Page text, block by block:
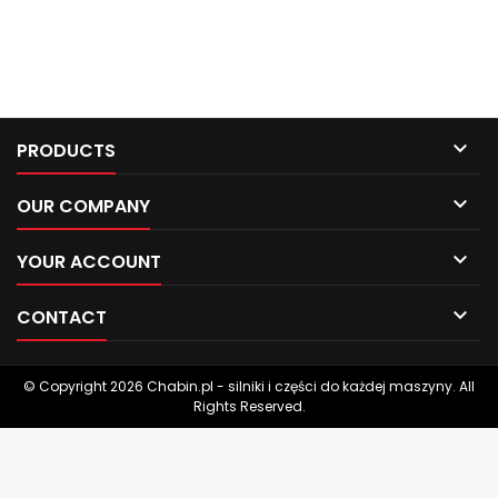
PRODUCTS 
OUR COMPANY 
YOUR ACCOUNT 
CONTACT 
© Copyright 2026 Chabin.pl - silniki i części do każdej maszyny. All
Rights Reserved.